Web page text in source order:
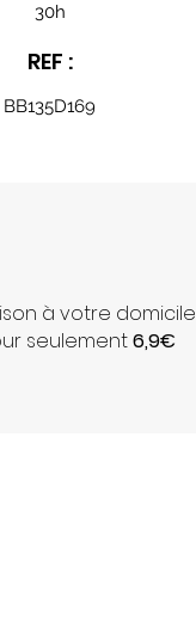
30h
REF :
BB135D169
à votre domicile
seulement6,9€